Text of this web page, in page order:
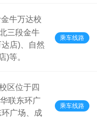
牛万达校
三段金牛
店)、自然
)等。
乘车线路
区位于四
联东环广
广场、成
乘车线路